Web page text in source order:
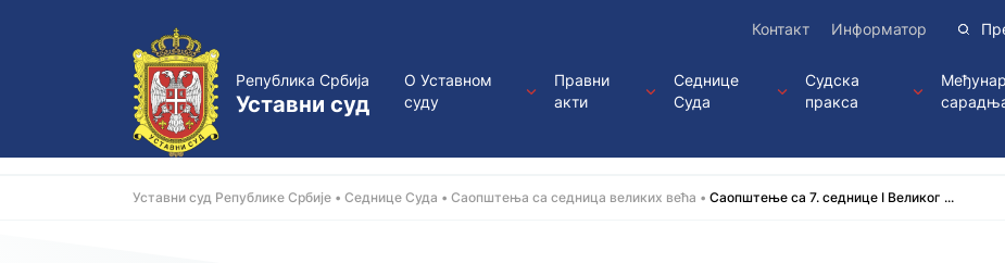
Република Србија
Уставни суд
Контакт Информатор
О Уставном
суду
Правни
акти
Седнице
Суда
Судска
пракса
Уставни суд Републике Србије Седнице Суда Саопштења са седница великих већа Саопштење са 7. седницe I Великог ...